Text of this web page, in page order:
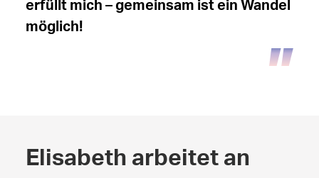
erfüllt mich – gemeinsam ist ein Wandel
möglich!
Elisabeth arbeitet an